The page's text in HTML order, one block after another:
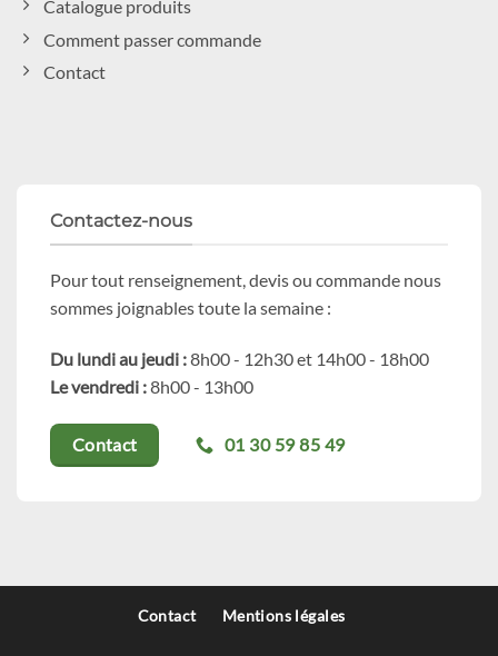
Catalogue produits
Comment passer commande
Contact
Contactez-nous
Pour tout renseignement, devis ou commande nous
sommes joignables toute la semaine :
Du lundi au jeudi :8h00 - 12h30 et 14h00 - 18h00
Le vendredi :8h00 - 13h00
Contact 01 30 59 85 49
Contact Mentions légales